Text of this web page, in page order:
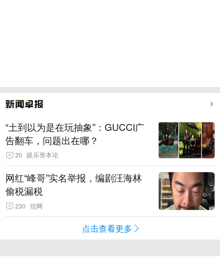
“土到以为是在玩抽象”：GUCCI广
告翻车，问题出在哪？
20 娱乐资本论
网红“峰哥”实名举报，编剧汪海林
偷税漏税
230 信网
点击查看更多